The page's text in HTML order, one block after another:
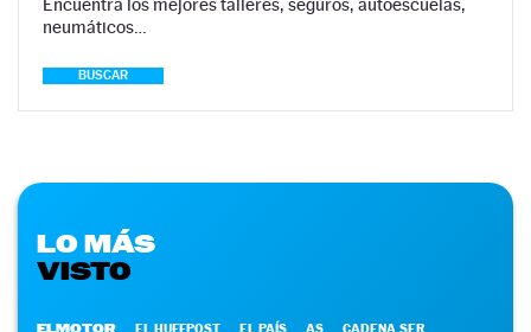
Encuentra los mejores talleres, seguros, autoescuelas,
neumáticos…
BUSCAR
LO MÁS
VISTO